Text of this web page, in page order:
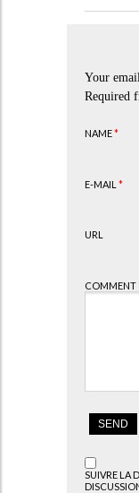
Your
Required
NAME*
E-MAIL *
URL
COMMENT
SUIVRE LA